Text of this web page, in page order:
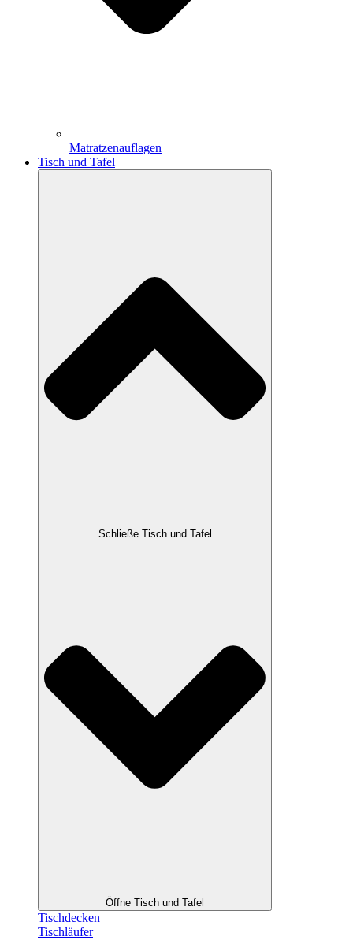
Matratzenauflagen
Tisch und Tafel
Schließe Tisch und Tafel
Öffne Tisch und Tafel
Tischdecken
Tischläufer